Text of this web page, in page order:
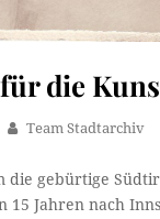
die
Team Stadtarchiv
die gebürtige
Jahren nach